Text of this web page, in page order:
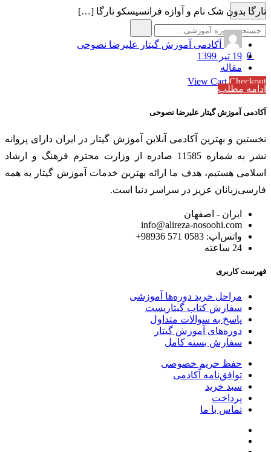
0
Subtotal 0 تومان
View CartCheckout
تارگا بدون شک نام و آوازه فرانسیسکو تارگا […]
آکادمی آموزش گیتار علیرضا نصوحی
19 تیر 1399
مقاله
ادامه مطلب
آکادمی آموزش گیتار علیرضا نصوحی
نخستین و بهترین آکادمی آنلاین آموزش گیتار در ایران دارای پروانه
نشر به شماره 11585 صادره از وزارت محترم فرهنگ و ارشاد
اسلامی هستیم، هدف ما ارائه بهترین خدمات آموزش گیتار به همه
فارسی‌زبانان عزیز در سراسر دنیا است.
ایران - اصفهان
info@alireza-nosoohi.com
واتس‌اپ: 0583 571 98936+
24 ساعته
فهرست کاربری
مراحل خرید دوره‌ها آموزشی
سفارش کتاب گیتاریست
پاسخ به سوالات متداول
دوره‌های آموزش گیتار
سفارش بسته کامل
حفظ حریم خصوصی
توافق‌نامه آکادمی
سبد خرید
پرداخت
تماس با ما